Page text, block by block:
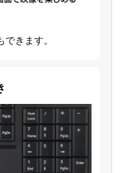
きます。